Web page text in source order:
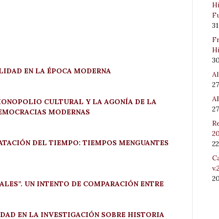
EN LA ÉPOCA MODERNA
CULTURAL Y LA AGONÍA DE LA
MODERNAS
DEL TIEMPO: TIEMPOS MENGUANTES
UN INTENTO DE COMPARACIÓN ENTRE
EN LA INVESTIGACIÓN SOBRE HISTORIA